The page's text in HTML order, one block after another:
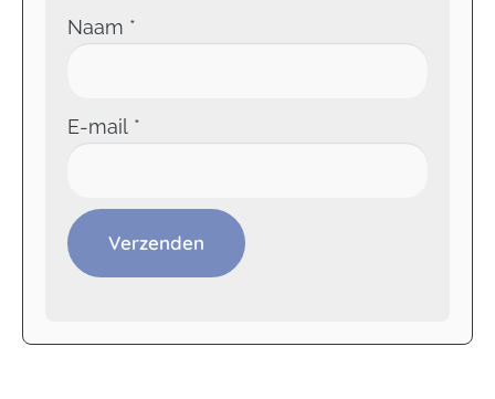
Naam *
E-mail *